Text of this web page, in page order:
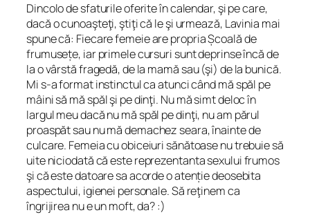
Dincolo de sfaturile oferite în calendar, şi pe care,
dacă o cunoaşteţi, ştiţi că le şi urmează, Lavinia mai
spune că: Fiecare femeie are propria Școală de
frumusețe, iar primele cursuri sunt deprinse încă de
la o vârstă fragedă, de la mamă sau (şi) de la bunică.
Mi s-a format instinctul ca atunci când mă spăl pe
mâini să mă spăl şi pe dinţi. Nu mă simt deloc în
largul meu dacă nu mă spăl pe dinţi, nu am părul
proaspăt sau nu mă demachez seara, înainte de
culcare. Femeia cu obiceiuri sănătoase nu trebuie să
uite niciodată căeste reprezentanta sexului frumos
şi că este datoare sa acorde o atenție deosebita
aspectului, igienei personale. Să reţinem ca
îngrijirea nu e un moft, da? :)